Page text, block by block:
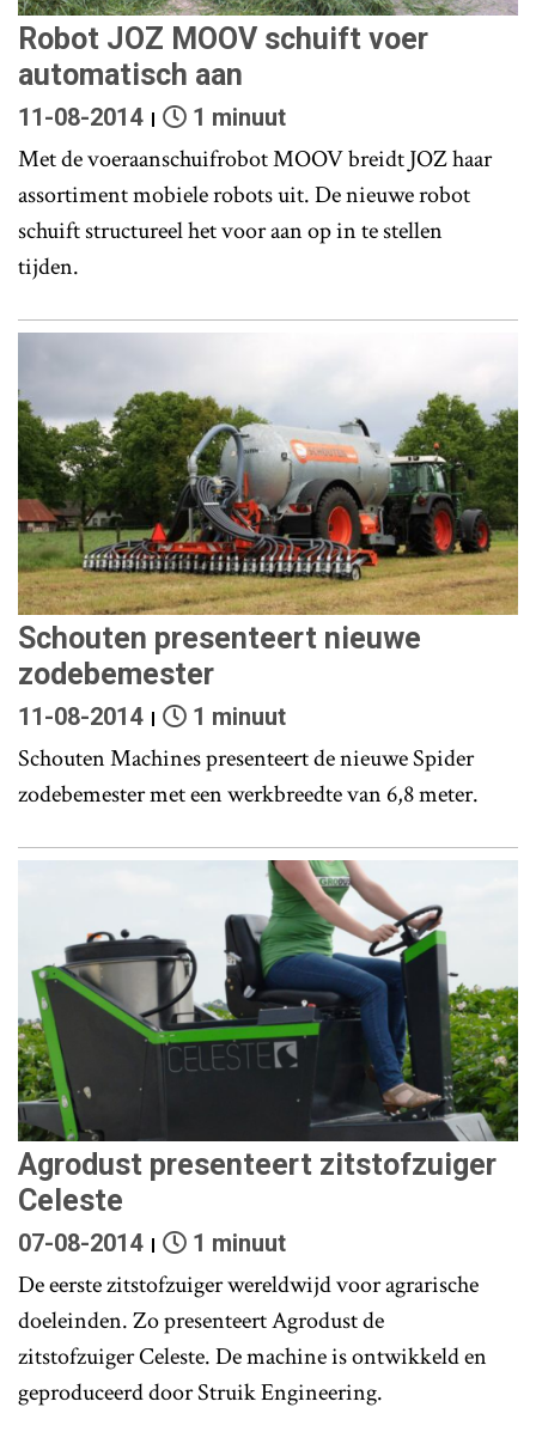
Robot JOZ MOOV schuift voer
automatisch aan
11-08-2014 1 minuut
Met de voeraanschuifrobot MOOV breidt JOZ haar
assortiment mobiele robots uit. De nieuwe robot
schuift structureel het voor aan op in te stellen
tijden.
Schouten presenteert nieuwe
zodebemester
11-08-2014 1 minuut
Schouten Machines presenteert de nieuwe Spider
zodebemester met een werkbreedte van 6,8 meter.
Agrodust presenteert zitstofzuiger
Celeste
07-08-2014 1 minuut
De eerste zitstofzuiger wereldwijd voor agrarische
doeleinden. Zo presenteert Agrodust de
zitstofzuiger Celeste. De machine is ontwikkeld en
geproduceerd door Struik Engineering.